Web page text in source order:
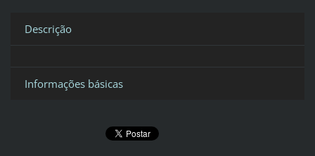
Descrição
Informações básicas